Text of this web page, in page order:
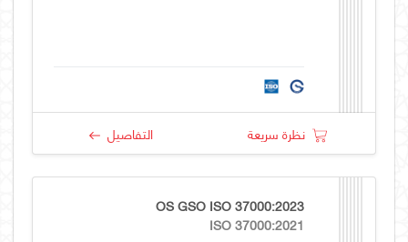
نظرة سريعة التفاصيل
OS GSO ISO 37000:2023
ISO 37000:2021